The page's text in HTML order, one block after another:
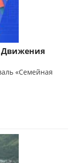
«Семейная